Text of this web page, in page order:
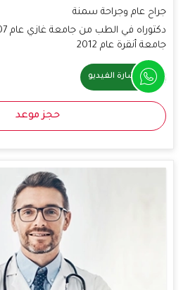
جراح عام وجراحة سمنة
جامعة أنقرة عام 2012
استشارة الفيديو
حجز موعد